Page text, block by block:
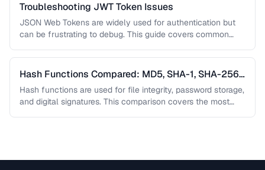
Troubleshooting JWT Token Issues
JSON Web Tokens are widely used for authentication but
can be frustrating to debug. This guide covers common
Hash Functions Compared: MD5, SHA-1, SHA-256,
and Beyond
Hash functions are used for file integrity, password storage,
and digital signatures. This comparison covers the most